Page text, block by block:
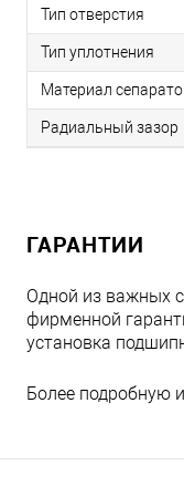
Тип отверстия
Тип уплотнения
Материал
Радиальный зазор
ГАРАНТИИ
Одной из важных
фирменной
установка
Более подробную